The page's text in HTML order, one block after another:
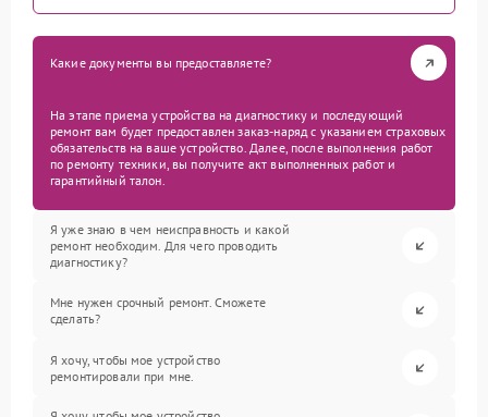
Какие документы вы предоставляете?
На этапе приема устройства на диагностику и последующий
ремонт вам будет предоставлен заказ-наряд с указанием страховых
обязательств на ваше устройство. Далее, после выполнения работ
по ремонту техники, вы получите акт выполненных работ и
гарантийный талон.
Я уже знаю в чем неисправность и какой
ремонт необходим. Для чего проводить
диагностику?
Мне нужен срочный ремонт. Сможете
сделать?
Я хочу, чтобы мое устройство
ремонтировали при мне.